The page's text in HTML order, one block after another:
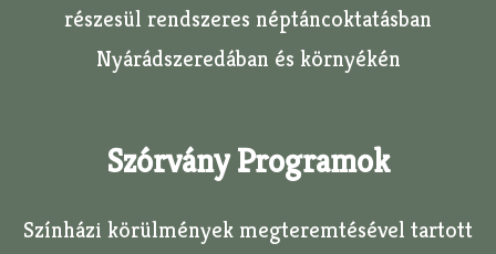
részesül rendszeres néptáncoktatásban
Nyárádszeredában és környékén
Szórvány Programok
Színházi körülmények megteremtésével tartott